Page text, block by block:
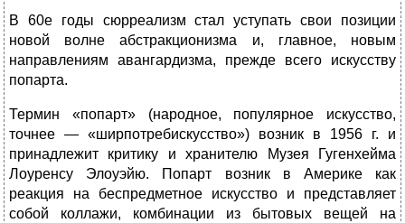
В 60е годы сюрреализм стал уступать свои позиции
новой волне абстракционизма и, главное, новым
направлениям авангардизма, прежде всего искусству
попарта.
Термин «попарт» (народное, популярное искусство,
точнее — «ширпотребискусство») возник в 1956 г. и
принадлежит критику и хранителю Музея Гугенхейма
Лоуренсу Элоуэйю. Попарт возник в Америке как
реакция на беспредметное искусство и представляет
собой коллажи, комбинации из бытовых вещей на